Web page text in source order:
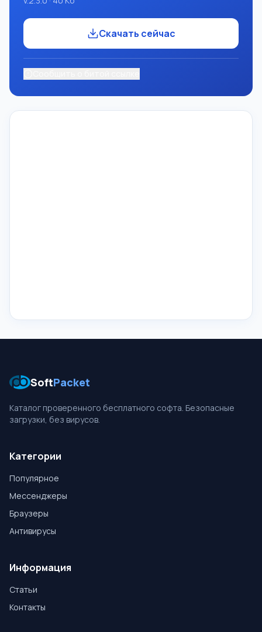
Скачать сейчас
SoftPacket
Каталог проверенного бесплатного софта. Безопасные
загрузки, без вирусов.
Категории
Популярное
Мессенджеры
Браузеры
Антивирусы
Информация
Статьи
Контакты